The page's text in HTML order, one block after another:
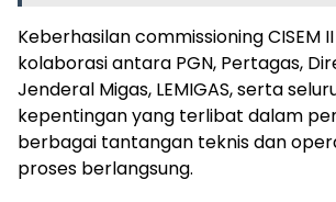
Keberhasilan commissioning CISEM
kolaborasi antara PGN, Pertagas,
Jenderal Migas, LEMIGAS, serta
kepentingan yang terlibat dalam
berbagai tantangan teknis dan
proses berlangsung.